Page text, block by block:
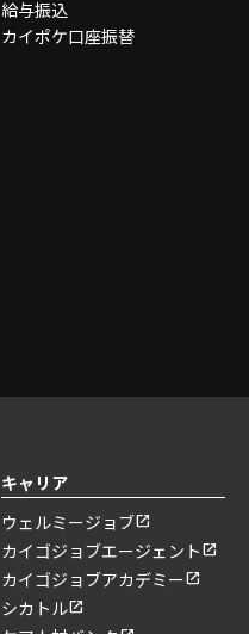
給与振込
カイポケ口座振替
キャリア
ウェルミージョブ
カイゴジョブエージェント
カイゴジョブアカデミー
シカトル